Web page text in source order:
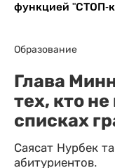
функцией "СТОП-
Образование
Глава
тех, кто
списках
Саясат Нурбек
абитуриентов.